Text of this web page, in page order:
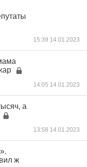
15:39 14.01.2023
14:05 14.01.2023
а
13:58 14.01.2023
ж